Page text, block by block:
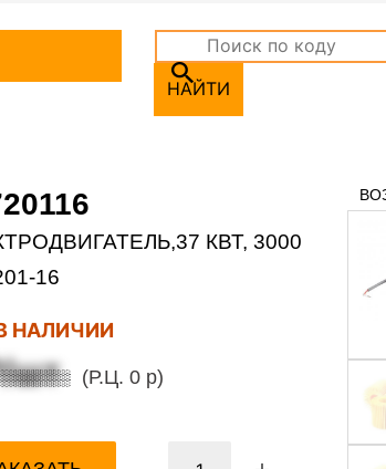
НАЙТИ
КВТ, 3000
16
НАЛИЧИИ
шт (Р.Ц. 0 р)